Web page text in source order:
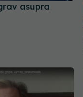
asupra